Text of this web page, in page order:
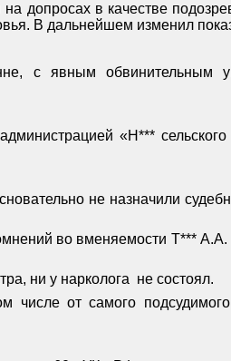
допросах в качестве
В дальнейшем изменил
с явным
«Н***
не назначили
во вменяемости Т***
ни у нарколога не состоял.
числе от самого